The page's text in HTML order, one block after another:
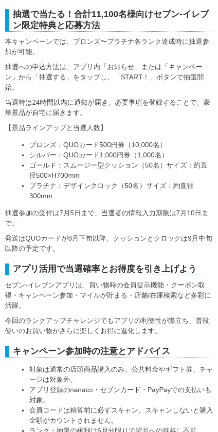
抽選で当たる！合計11,100名様向けセブン‐イレブ
ン限定特典と応募方法
本キャンペーンでは、ブロンズ〜プラチナ各ランク達成時に抽選参
加が可能。
抽選への申込方法は、アプリ内「お知らせ」または「キャンペー
ン」から「抽選する」をタップし、「START！」ボタンで抽選開
始。
当選時は24時間以内に通知が届き、必要事項を登録することで、豪
華景品が自宅に届きます。
【景品ラインアップと当選人数】
ブロンズ：QUOカード500円券（10,000名）
シルバー：QUOカード1,000円券（1,000名）
ゴールド：スムージー型クッション（50名）サイズ：約直
径500×H700mm
プラチナ：デザインクロック（50名）サイズ：約直径
300mm
抽選参加の受付は7月5日まで、当選者の情報入力期限は7月10日ま
で。
発送はQUOカードが8月下旬以降、クッションとクロックは9月中旬
以降の予定です。
アプリ活用で当選確率とお得度を引き上げよう
セブン‐イレブンアプリは、買い物時の会員提示機能・クーポン取
得・キャンペーン参加・マイルが貯まる・店舗/在庫検索など多彩に
活躍。
今回のランクアップチャレンジでもアプリの利便性が際立ち、普段
使いのお買い物がさらに楽しくお得に進化します。
キャンペーン参加時の注意とアドバイス
対象は通常の店頭商品購入のみ。公共料金やギフト券、チャ
ージは対象外。
アプリ登録のnanaco・セブンカード・PayPayでの支払いも
対象。
会員コードは精算前に必ずスキャン。スキャンしないと購入
金額がカウントされません。